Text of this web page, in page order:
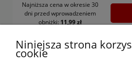
Najniższa cena w okresie 30
dni przed wprowadzeniem
obniżki: 11,99 zł
DO KOSZYKA
Niniejsza strona
cookie